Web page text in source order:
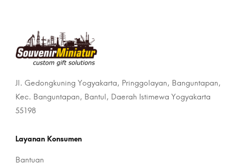
Jl. Gedongkuning Yogyakarta, Pringgolayan, Banguntapan,
Kec. Banguntapan, Bantul, Daerah Istimewa Yogyakarta
55198
Layanan Konsumen
Bantuan